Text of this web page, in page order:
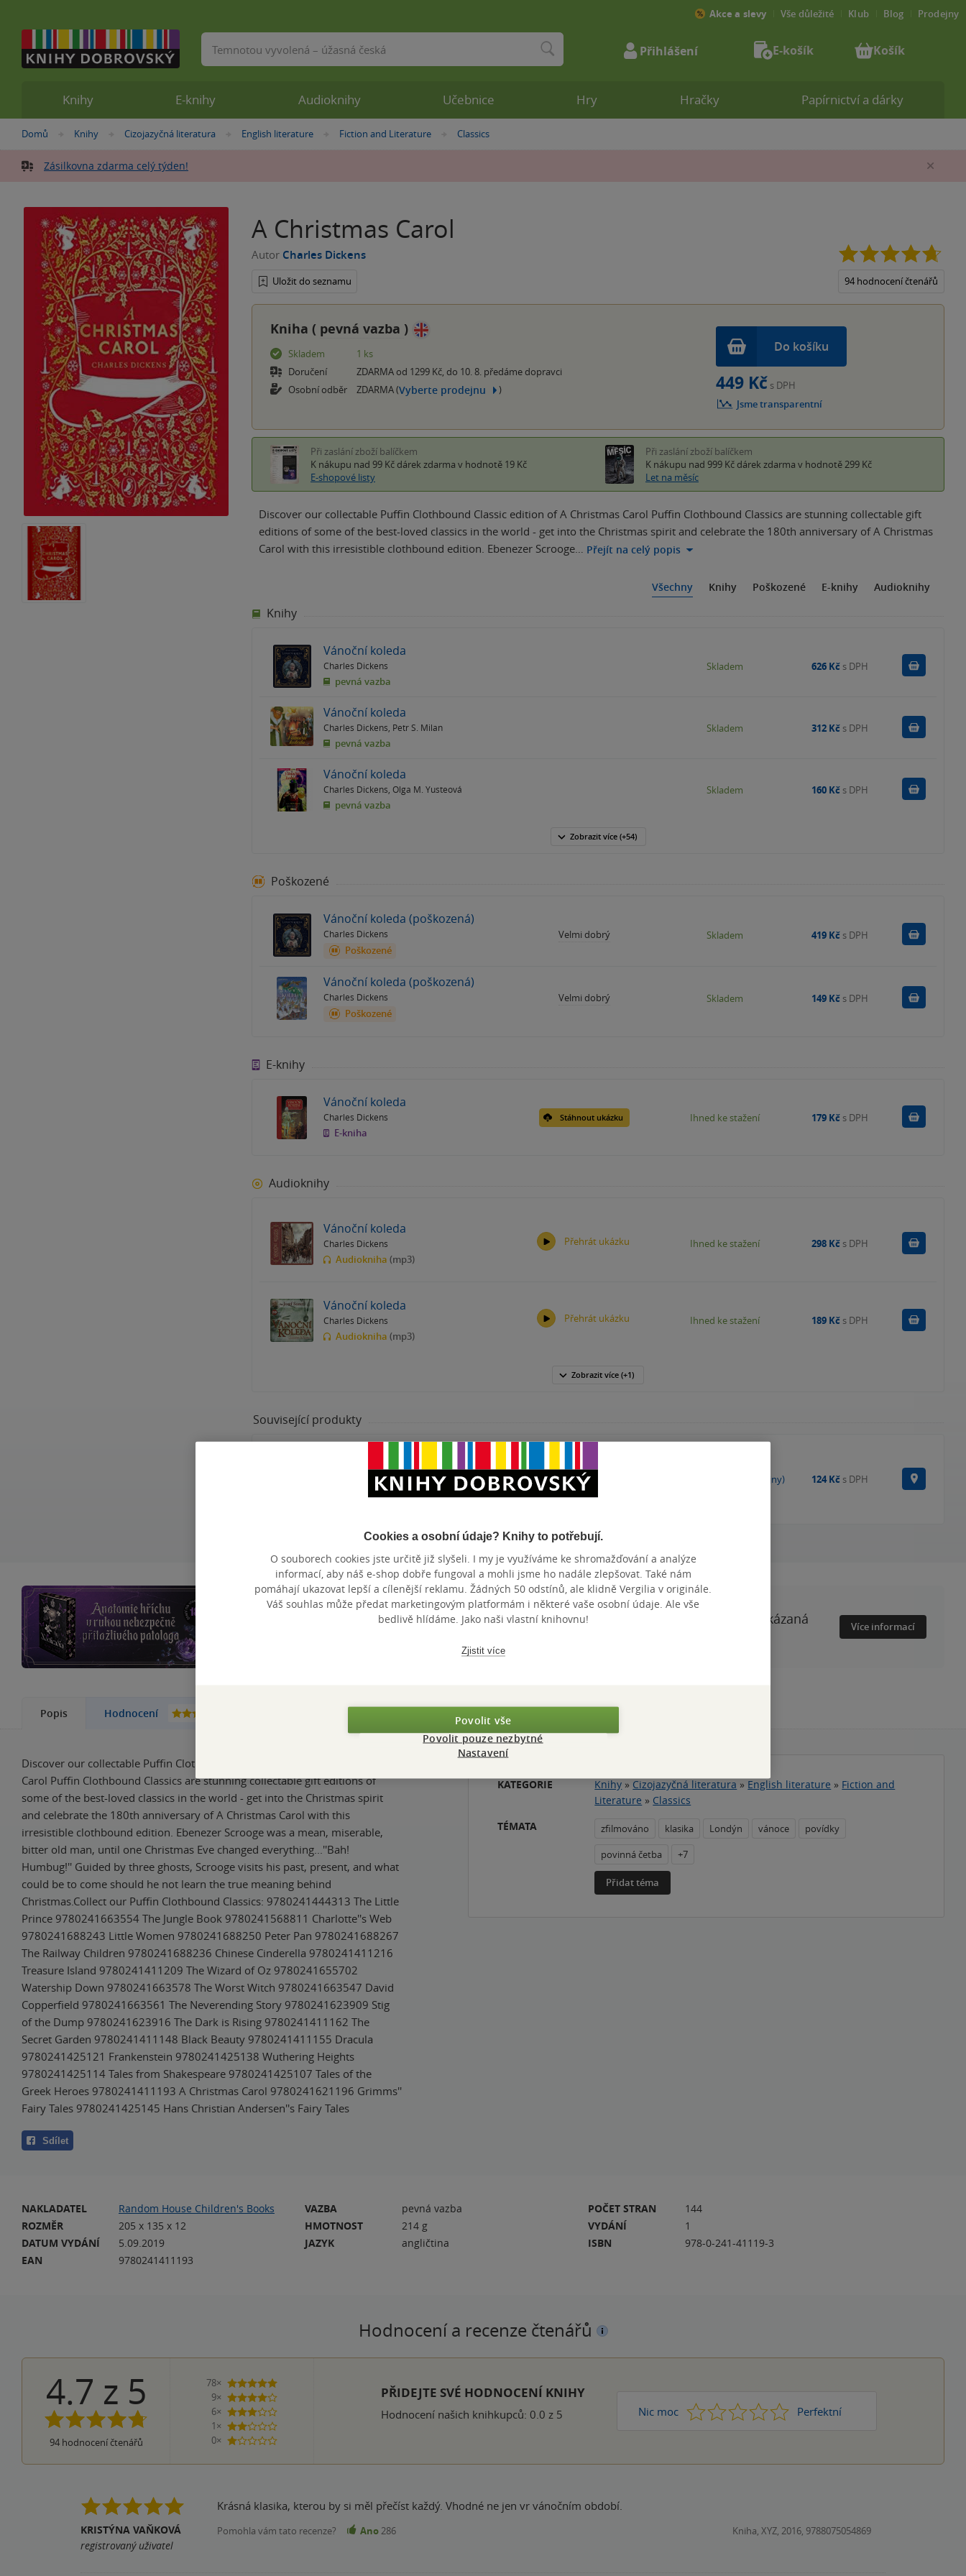
Nacházíte
zde:
Domů »
Knihy »
Cizojazyčná literatura »
English literature »Fiction and Literature »
Classics
Zásilkovna zdarma celý týden!
A Christmas Carol
Autor Charles Dickens
Uložit do seznamu 94 hodnocení čtenářů
Kniha ( pevná vazba )
Skladem
1 ks
Doručení
ZDARMA od 1299 Kč, do 10. 8. předáme dopravci
Osobní odběr
ZDARMA (Vyberte prodejnu )
Do košíku
449 Kč s DPH
Jsme transparentní
Při zaslání zboží balíčkem
K nákupu nad 99 Kč dárek zdarma v hodnotě 19 Kč
E-shopové listy
Při zaslání zboží balíčkem
K nákupu nad 999 Kč dárek zdarma v hodnotě 299 Kč
Let na měsíc
Discover our collectable Puffin Clothbound Classic edition of A Christmas Carol Puffin Clothbound Classics are stunning collectable gift
editions of some of the best-loved classics in the world - get into the Christmas spirit and celebrate the 180th anniversary of A Christmas
Carol with this irresistible clothbound edition. Ebenezer Scrooge… Přejít na celý popis
Všechny Knihy Poškozené E-knihy Audioknihy
Knihy
Vánoční koleda
Charles Dickens
pevná vazba
Skladem 626 Kč s DPH
Vánoční koleda
Charles Dickens Petr S. Milan
pevná vazba
Skladem 312 Kč s DPH
Vánoční koleda
Charles Dickens Olga M. Yusteová
pevná vazba
Skladem 160 Kč s DPH
Zobrazit více(+54)
Poškozené
Vánoční koleda (poškozená)
Charles Dickens
Poškozené
Velmi dobrý Skladem 419 Kč s DPH
Vánoční koleda (poškozená)
Charles Dickens
Poškozené
Velmi dobrý Skladem 149 Kč s DPH
E-knihy
Vánoční koleda
Charles Dickens
E-kniha
Stáhnout ukázku Ihned ke stažení 179 Kč s DPH Koupit
Audioknihy
Vánoční koleda
Charles Dickens
Audiokniha (mp3)
Přehrát ukázku Ihned ke stažení 298 Kč s DPH Koupit
Vánoční koleda
Charles Dickens
Audiokniha (mp3)
Přehrát ukázku Ihned ke stažení 189 Kč s DPH Koupit
Zobrazit více (+1)
Související produkty
měkká vazba
Skladem (vybrané prodejny) 124 Kč s DPH
Starobylá elitní univerzita plná tajemství, touha po odhalení záhady smrtelné choroby a zakázaná
Více informací
Popis Hodnocení
Discover our collectable Puffin Clothbound Classic edition of A Christmas
Carol Puffin Clothbound Classics are stunning collectable gift editions of
some of the best-loved classics in the world - get into the Christmas spirit
and celebrate the 180th anniversary of A Christmas Carol with this
irresistible clothbound edition. Ebenezer Scrooge was a mean, miserable,
bitter old man, until one Christmas Eve changed everything...''Bah!
Humbug!'' Guided by three ghosts, Scrooge visits his past, present, and what
could be to come should he not learn the true meaning behind
Christmas.Collect our Puffin Clothbound Classics: 9780241444313 The Little
Prince 9780241663554 The Jungle Book 9780241568811 Charlotte''s Web
9780241688243 Little Women 9780241688250 Peter Pan 9780241688267
The Railway Children 9780241688236 Chinese Cinderella 9780241411216
Treasure Island 9780241411209 The Wizard of Oz 9780241655702
Watership Down 9780241663578 The Worst Witch 9780241663547 David
Copperfield 9780241663561 The Neverending Story 9780241623909 Stig
of the Dump 9780241623916 The Dark is Rising 9780241411162 The
Secret Garden 9780241411148 Black Beauty 9780241411155 Dracula
9780241425121 Frankenstein 9780241425138 Wuthering Heights
9780241425114 Tales from Shakespeare 9780241425107 Tales of the
Greek Heroes 9780241411193 A Christmas Carol 9780241621196 Grimms''
Fairy Tales 9780241425145 Hans Christian Andersen''s Fairy Tales
Sdílet
KATEGORIE Knihy » Cizojazyčná literatura » English literature » Fiction and
Literature » Classics
TÉMATA
zfilmováno klasika Londýn vánoce
povídky
povinná četba
+7
Přidat téma
NAKLADATEL
Random House Children's Books
ROZMĚR
205 x 135 x 12
DATUM VYDÁNÍ
5.09.2019
EAN
9780241411193
VAZBA
pevná vazba
HMOTNOST
214 g
JAZYK
angličtina
POČET STRAN
144
VYDÁNÍ
1
ISBN
978-0-241-41119-3
Hodnocení a recenze čtenářů
4.7 z 5
94hodnocení čtenářů
78×
5 hvězdiček
9×
4 hvězdičky
6×
3 hvězdičky
1×
2 hvězdičky
0×
1 hvezdička
PŘIDEJTE SVÉ HODNOCENÍ KNIHY
Hodnocení našich knihkupců: 0.0 z 5 Nic moc 1 2 3 4 Perfektní
5
KRISTÝNA VAŇKOVÁ
registrovaný uživatel
Krásná klasika, kterou by si měl přečíst každý. Vhodné ne jen vr vánočním období.
Pomohla vám tato recenze? Ano286 Kniha, XYZ, 2016, 9788075054869
Knihy E-knihy Audioknihy Učebnice Hry Hračky Papírnictví a dárky
Akce a slevy Vše důležité Klub Blog Prodejny
Vyhledávání Přihlášení E-košík Košík
Cookies a osobní údaje? Knihy to potřebují.
O souborech cookies jste určitě již slyšeli. I my je využíváme ke shromažďování a analýze
informací, aby náš e-shop dobře fungoval a mohli jsme ho nadále zlepšovat. Také nám
pomáhají ukazovat lepší a cílenější reklamu. Žádných 50 odstínů, ale klidně Vergilia v originále.
Váš souhlas může předat marketingovým platformám i některé vaše osobní údaje. Ale vše
bedlivě hlídáme. Jako naši vlastní knihovnu!
Zjistit více
Povolit vše
Povolit pouze nezbytné
Nastavení